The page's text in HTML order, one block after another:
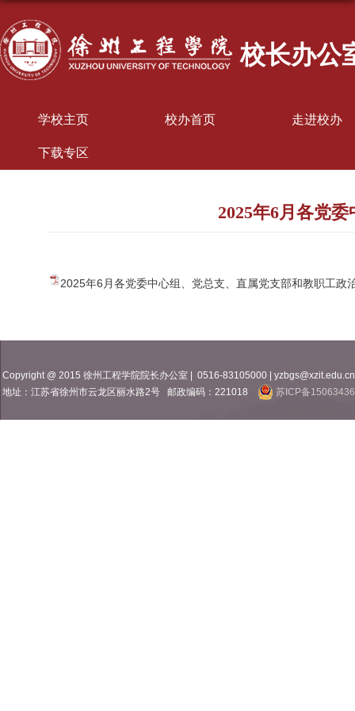
校长办公
学校主页 校办首页 走进校办
下载专区
2025年6月各党
2025年6月各党委中心组、党总支、直属党支部和教职工政
Copyright @ 2015 徐州工程学院院长办公室 | 0516-83105000
yzbgs@xzit.edu.cn
地址：江苏省徐州市云龙区丽水路2号
邮政编码：221018 苏ICP备